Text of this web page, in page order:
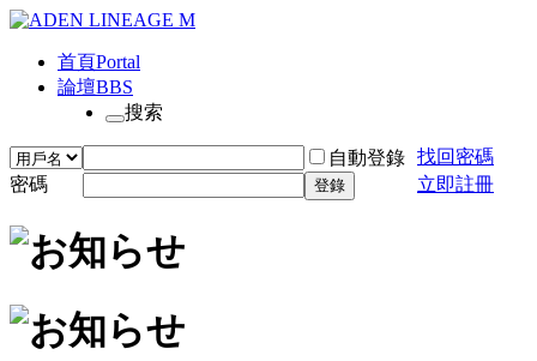
首頁Portal
論壇BBS
搜索
自動登錄 找回密碼
密碼
登錄 立即註冊